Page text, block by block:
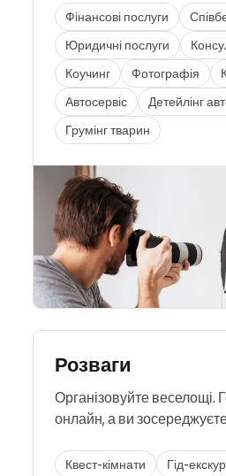
Фінансові послуги
Юридичні послуги
Коучинг
Фотографія
Автосервіс
Детейлінг
Грумінг тварин
Розваги
Організовуйте веселощі.
онлайн, а ви
Квест-кімнати Гід-